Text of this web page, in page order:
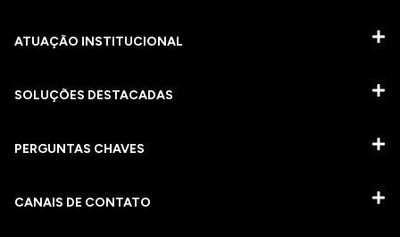
ATUAÇÃO INSTITUCIONAL
SOLUÇÕES DESTACADAS
PERGUNTAS CHAVES​
CANAIS DE CONTATO